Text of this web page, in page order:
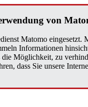
von
Matomo
Informationen
Möglichkeit, zu
dass Sie unsere